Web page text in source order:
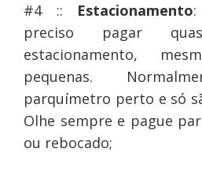
#4 :: Estacionamento
preciso pagar
estacionamento,
pequenas.
parquímetro perto e só
Olhe sempre e pague
ou rebocado;